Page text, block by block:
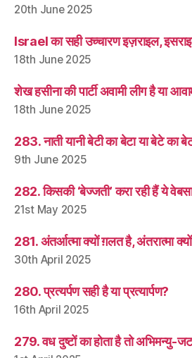
20th June 2025
Israel का सही उच्चारण इज़राइल,
18th June 2025
शेख हसीना की पार्टी अवामी लीग है या
18th June 2025
283. नाती यानी बेटी का बेटा या बेटे का
9th June 2025
282. किसकी ‘बेज्जती’ करा रही हैं ये
21st May 2025
281. अंतर्आत्मा क्यों ग़लत है, अंतरात्मा
30th April 2025
280. प्रत्यर्पण सही है या प्रत्यार्पण?
16th April 2025
279. वध दुष्टों का होता है तो अभिमन्यु-